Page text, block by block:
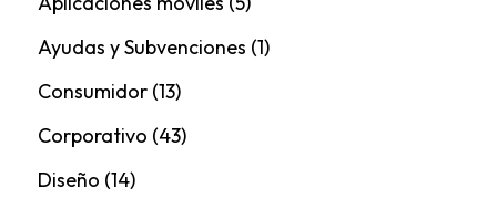
Ayudas y Subvenciones (1)
Consumidor(13)
Corporativo (43)
Diseño (14)